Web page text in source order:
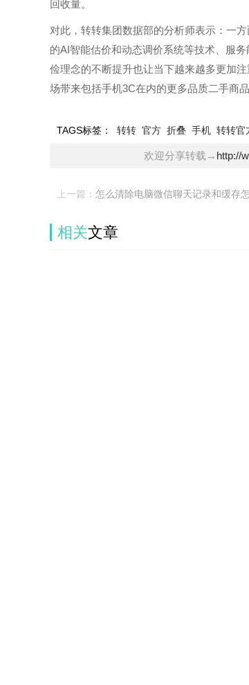
回收量。
对此，转转集团数据部的分析师表示：一
的AI智能估价和动态调价系统等技术、服
俭理念的不断提升也让当下越来越多更加
场带来包括手机3C在内的更多品质二手商
TAGS标签： 转转 官方 折叠 手机 转转官
欢迎分享转载→ http://
上一篇： 怎么清除电脑微信聊天记录和缓存
相关文章